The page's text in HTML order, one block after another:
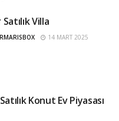
Villa
14 MART 2025
Konut Ev Piyasası